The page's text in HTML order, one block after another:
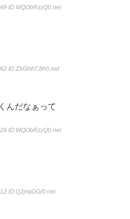
ID:WQObRzzQ0.net
ID:ZXGhKC8h0.net
んだなぁって
ID:WQObRzzQ0.net
ID:Q2jnqDG/0.net